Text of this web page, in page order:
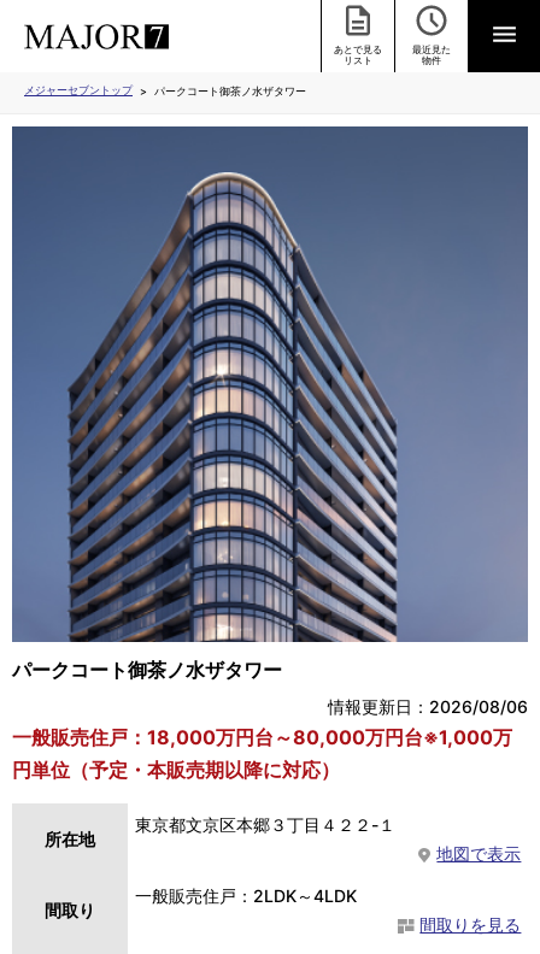
あとで見る
リスト
最近見た
物件
メジャーセブントップ パークコート御茶ノ水ザタワー
パークコート御茶ノ水ザタワー
情報更新日：2026/08/06
一般販売住戸：18,000万円台～80,000万円台※1,000万
円単位（予定・本販売期以降に対応）
所在地
東京都文京区本郷３丁目４２２-１
地図で表示
間取り
一般販売住戸：2LDK～4LDK
間取りを見る